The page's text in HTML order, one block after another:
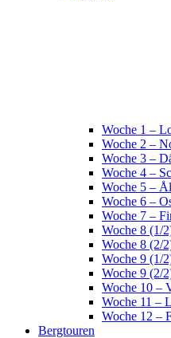
Woche 1 –
Woche 2 –
Woche 3 –
Woche 4 –
Woche 5 –
Woche 6 –
Woche 7 –
Woche 8 (1/
Woche 8 (2/
Woche 9 (1/
Woche 9 (2/
Woche 10 –
Woche 11 –
Woche 12 –
Bergtouren